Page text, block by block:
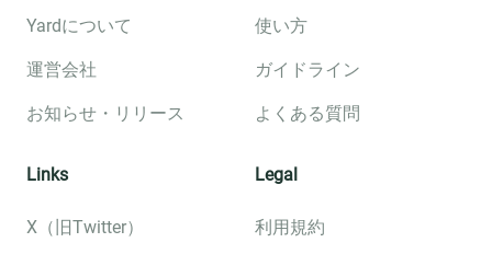
Yardについて
運営会社
お知らせ・リリース
使い方
ガイドライン
よくある質問
Links
X（旧Twitter）
Legal
利用規約